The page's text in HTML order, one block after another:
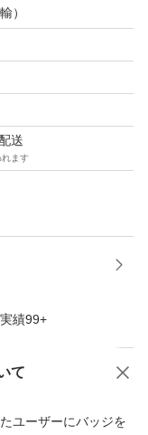
）
送
れます
績99+
て
ユーザーにバッジを
商品への質問